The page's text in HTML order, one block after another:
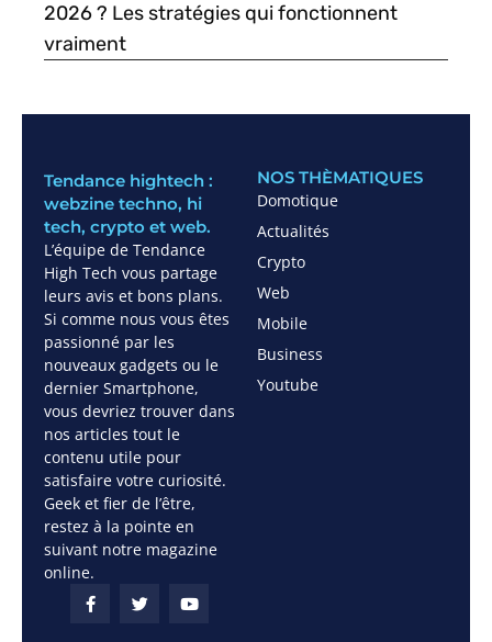
2026 ? Les stratégies qui fonctionnent
vraiment
Tendance hightech :
webzine techno, hi
tech, crypto et web.
L’équipe de Tendance
High Tech vous partage
leurs avis et bons plans.
Si comme nous vous êtes
passionné par les
nouveaux gadgets ou le
dernier Smartphone,
vous devriez trouver dans
nos articles tout le
contenu utile pour
satisfaire votre curiosité.
Geek et fier de l’être,
restez à la pointe en
suivant notre magazine
online.
NOS THÈMATIQUES
Domotique
Actualités
Crypto
Web
Mobile
Business
Youtube